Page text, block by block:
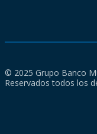
© 2025 Grupo Banco
Reservados todos los